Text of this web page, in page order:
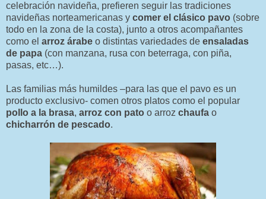
celebración navideña, prefieren seguir las tradiciones
navideñas norteamericanas y comer el clásico pavo (sobre
todo en la zona de la costa), junto a otros acompañantes
como el arroz árabe o distintas variedades de ensaladas
de papa (con manzana, rusa con beterraga, con piña,
pasas, etc…).
Las familias más humildes –para las que el pavo es un
producto exclusivo- comen otros platos como el popular
pollo a la brasa, arroz con pato o arroz chaufa o
chicharrón de pescado.